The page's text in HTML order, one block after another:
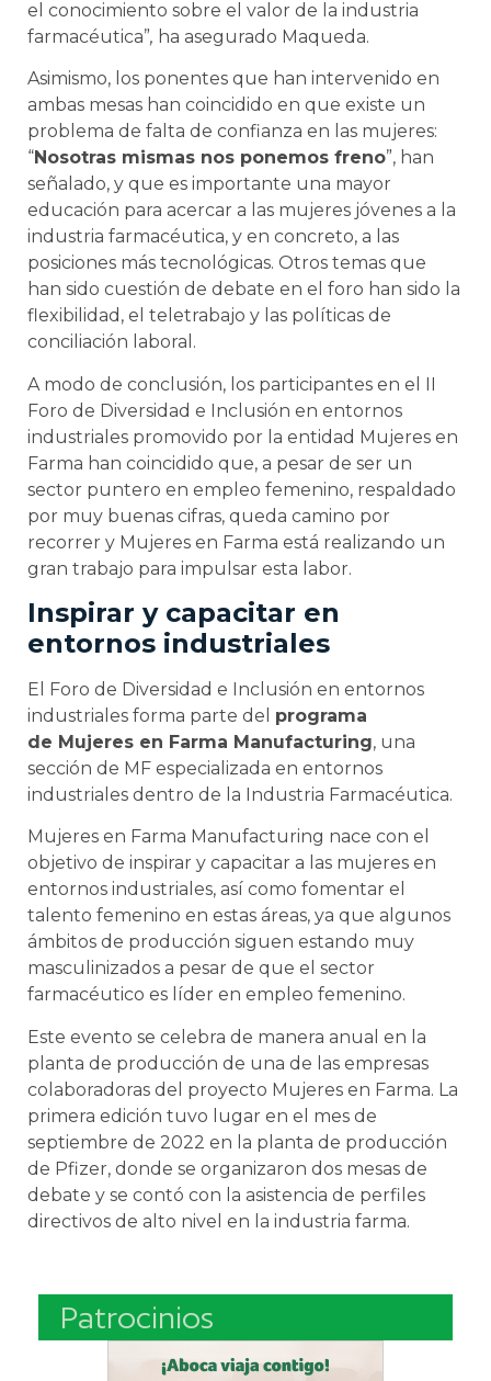
el conocimiento sobre el valor de la industria
farmacéutica”, ha asegurado Maqueda.
Asimismo, los ponentes que han intervenido en
ambas mesas han coincidido en que existe un
problema de falta de confianza en las mujeres:
“Nosotras mismas nos ponemos freno”, han
señalado, y que es importante una mayor
educación para acercar a las mujeres jóvenes a la
industria farmacéutica, y en concreto, a las
posiciones más tecnológicas. Otros temas que
han sido cuestión de debate en el foro han sido la
flexibilidad, el teletrabajo y las políticas de
conciliación laboral.
A modo de conclusión, los participantes en el II
Foro de Diversidad e Inclusión en entornos
industriales promovido por la entidad Mujeres en
Farma han coincidido que, a pesar de ser un
sector puntero en empleo femenino, respaldado
por muy buenas cifras, queda camino por
recorrer y Mujeres en Farma está realizando un
gran trabajo para impulsar esta labor.
Inspirar y capacitar en
entornos industriales
El Foro de Diversidad e Inclusión en entornos
industriales forma parte del programa
de Mujeres en Farma Manufacturing, una
sección de MF especializada en entornos
industriales dentro de la Industria Farmacéutica.
Mujeres en Farma Manufacturing nace con el
objetivo de inspirar y capacitar a las mujeres en
entornos industriales, así como fomentar el
talento femenino en estas áreas, ya que algunos
ámbitos de producción siguen estando muy
masculinizados a pesar de que el sector
farmacéutico es líder en empleo femenino.
Este evento se celebra de manera anual en la
planta de producción de una de las empresas
colaboradoras del proyecto Mujeres en Farma. La
primera edición tuvo lugar en el mes de
septiembre de 2022 en la planta de producción
de Pfizer, donde se organizaron dos mesas de
debate y se contó con la asistencia de perfiles
directivos de alto nivel en la industria farma.
Patrocinios